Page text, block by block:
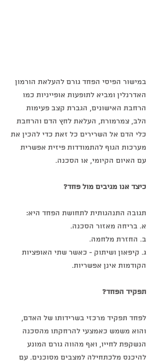
במישור הפיסי הפחד גורם להעלאת הורמון
האדרנלין ומביא לתופעות אופייניות כמו
הרחבת האישונים, הגברת קצב פעימות
הלב, צמרמורת, העלאת לחץ הדם והרחבת
כלי הדם אל השרירים כל זאת כדי להכין את
מערכות הגוף להתמודדות פיזית אפשרית
עם האיום הקיומי, או הסכנה.
כיצד אנו מגיבים מול פחד?
תגובה התנהגותית לתחושת הפחד היא:
א. בריחה מאזור הסכנה.
ב. החזרת מלחמה.
ג. קיפאון ושיתוק - כאשר שתי האופציות
הקודמות אינן אפשריות.
תפקיד הפחד?
לפחד תפקיד מרכזי בשרידותו של האדם,
והוא משמש כאמצעי להרחקתו מהסכנה
הנשקפת לחייו, ואף מהווה גורם המונע
להיכנס מלכתחילה למצבים מסוכנים. עם